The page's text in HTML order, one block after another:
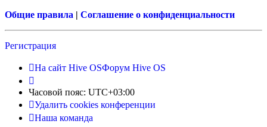
Общие правила | Соглашение о конфиденциальности
Регистрация
На сайт Hive OSФорум Hive OS
Часовой пояс: UTC+03:00
Удалить cookies конференции
Наша команда